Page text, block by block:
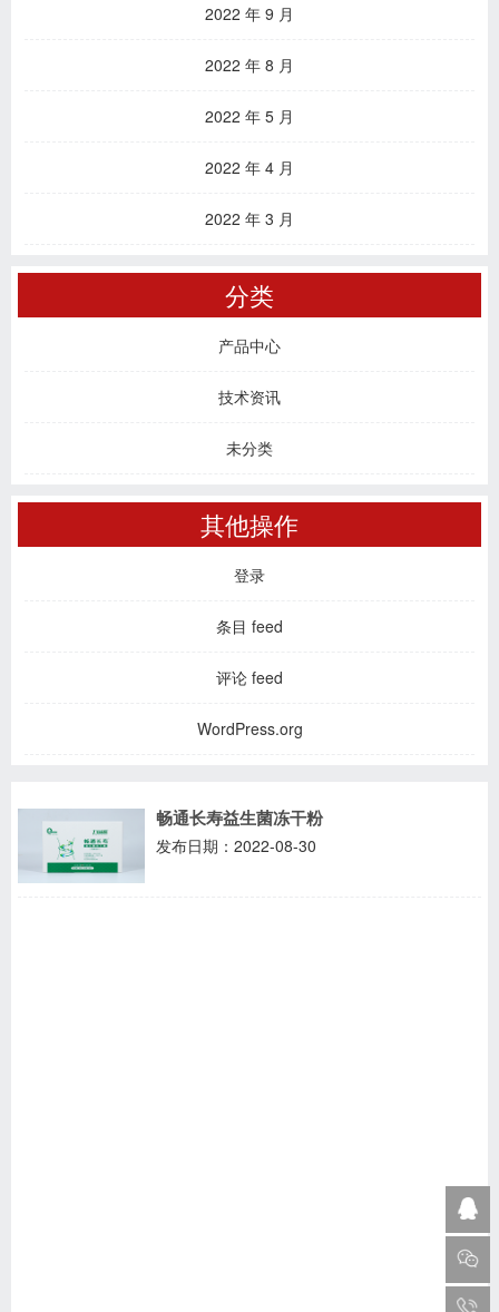
2022 年 9 月
2022 年 8 月
2022 年 5 月
2022 年 4 月
2022 年 3 月
分类
产品中心
技术资讯
未分类
其他操作
登录
条目 feed
评论 feed
WordPress.org
畅通长寿益生菌冻干粉
发布日期：2022-08-30